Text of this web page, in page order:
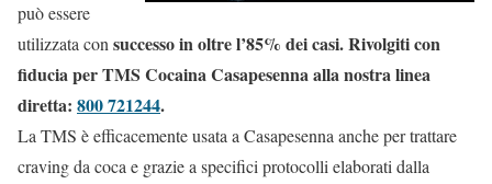
può essere
utilizzata consuccesso in oltre l’85% dei casi. Rivolgiti con
fiducia per TMS Cocaina Casapesenna alla nostra linea
diretta: 800 721244.
La TMS è efficacemente usata a Casapesenna anche per trattare
craving da coca e grazie a specifici protocolli elaborati dalla